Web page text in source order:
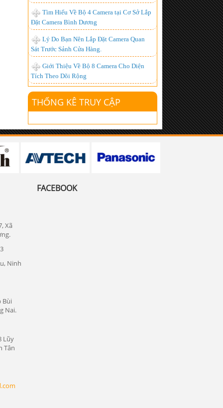
Lắp đặt camera quan sát giá rẻ tại Đồng
Nai
lắp đặt camera giá rẻ tphcm, lắp đặt
Lắp đặt truyền hình k+, Lắp đặt k+
Lắp Đặt Camera công ty S.G tại Bình
Dương
Lắp Đặt Camera Bình Dương
Tìm Hiểu Về Bộ 4 Camera tại Cơ Sở Lắp
Đặt Camera Bình Dương
Lý Do Bạn Nên Lắp Đặt Camera Quan
Sát Trước Sảnh Cửa Hàng.
Giới Thiệu Về Bộ 8 Camera Cho Diện
Tích Theo Dõi Rộng
THỐNG KÊ TRUY CẬP
Xã
Ninh
Bùi
Nai.
Lũy
Tân
FACEBOOK